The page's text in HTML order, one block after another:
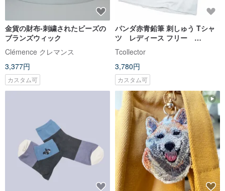
金貨の財布-刺繍されたビーズの
ブランズウィック
Clémence クレマンス
3,377円
カスタム可
パンダ赤青鉛筆 刺しゅう Tシャ
ツ レディース フリー
Tcollector
Tcollector
3,780円
カスタム可